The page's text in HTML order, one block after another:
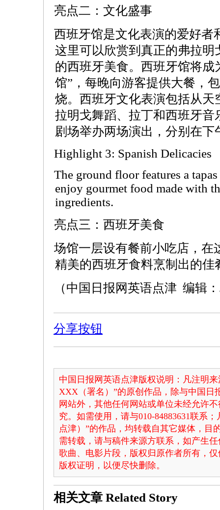
亮点二：文化盛事
西班牙馆是文化表演的爱好者
这里可以欣赏到真正的弗拉
的西班牙美食。西班牙馆将成
馆”，每晚向游客提供大餐，
烧。西班牙文化表演包括从
拉明戈舞蹈、拉丁和西班牙
剧场举办两场演出，分别在下
Highlight 3: Spanish Delicacies
The ground floor features a
enjoy gourmet food made with
ingredients.
亮点三：西班牙美食
场馆一层设有餐前小吃店，在
精美的西班牙食料烹制出的佳
（中国日报网英语点津 编辑
分享按钮
中国日报网英语点津版权说明：凡注明
XXX（署名）”的原创作品，除与中国日
网站外，其他任何网站或单位未经允许
究。如需使用，请与010-84883631联系
点津）”的作品，均转载自其它媒体，目
需转载，请与稿件来源方联系，如产生
歌曲、电影片段，版权归原作者所有，
版权证明，以便尽快删除。
相关文章 Related Story